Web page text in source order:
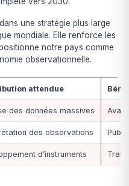
une stratégie plus large
mondiale. Elle renforce les
notre pays comme
observationnelle.
attendue
des données massives
des observations
d’instruments